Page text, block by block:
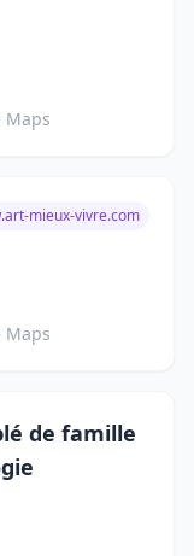
Maps
mieux-vivre.com
Maps
de famille